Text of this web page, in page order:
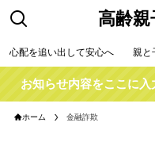
高齢
心配を追い出して安心へ 親と
お知らせ内容をここに入
ホーム 金融詐欺